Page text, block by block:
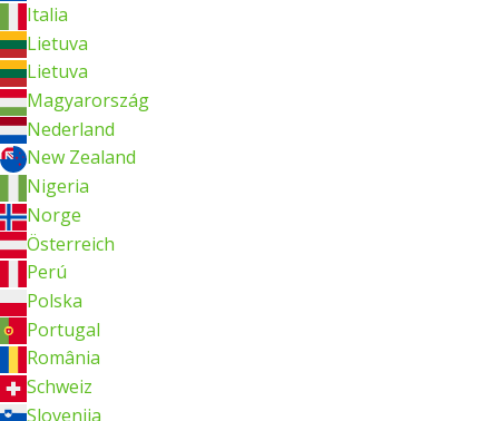
Italia
Lietuva
Lietuva
Magyarország
Nederland
New Zealand
Nigeria
Norge
Österreich
Perú
Polska
Portugal
România
Schweiz
Slovenija